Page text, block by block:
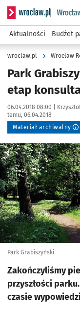
Serwis informacyjny
Aktualności Budżet
wroclaw.pl Wrocław
Park
etap
Data publikacji:
06.04.2018 08:00 | Autor:
temu, 06.04.2018
Materiał archiwalny
Kliknij, aby powiększyć
Park Grabiszyński
Zakończyliśmy
przyszłości
czasie